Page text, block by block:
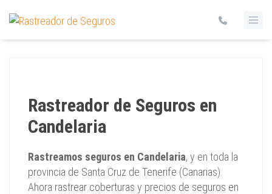
Rastreador de Seguros en
Candelaria
Rastreamos seguros en Candelaria, y en toda la
provincia de Santa Cruz de Tenerife (Canarias).
Ahora rastrear coberturas y precios de seguros en